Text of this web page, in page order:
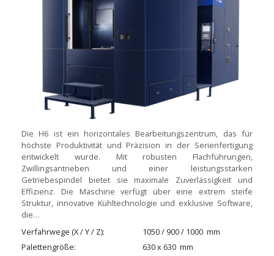
Die H6 ist ein horizontales Bearbeitungszentrum, das für
höchste Produktivität und Präzision in der Serienfertigung
entwickelt wurde. Mit robusten Flachführungen,
Zwillingsantrieben und einer leistungsstarken
Getriebespindel bietet sie maximale Zuverlässigkeit und
Effizienz. Die Maschine verfügt über eine extrem steife
Struktur, innovative Kühltechnologie und exklusive Software,
die…
Verfahrwege (X / Y / Z)
1050 / 900 / 1000 mm
Palettengröße
630 x 630 mm